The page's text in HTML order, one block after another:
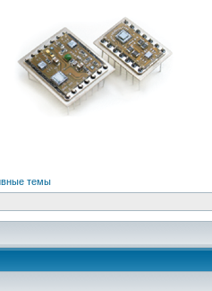
темы